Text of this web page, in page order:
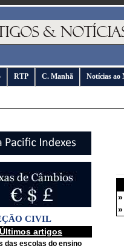
RTP C. Manhã Notícias ao
CIVIL
Últimos artigos
das escolas do ensino